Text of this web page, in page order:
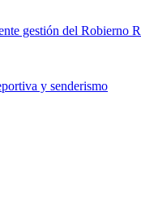
gestión del Robierno
y senderismo